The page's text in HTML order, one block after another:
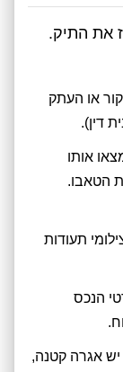
את התיק.
או העתק
דין).
אותו
הטאבו.
תעודות
הנכס
יש אגרה קטנה,